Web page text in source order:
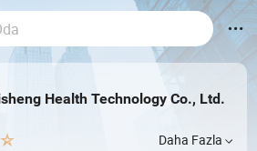
Health Technology Co., Ltd.
Daha Fazla